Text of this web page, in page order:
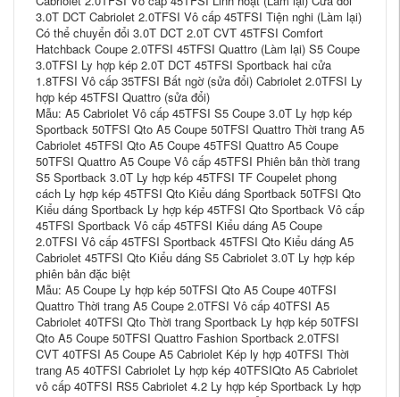
3.0T DCT Cabriolet 2.0TFSI Vô cấp 45TFSI Tiện nghi (Làm lại)
Có thể chuyển đổi 3.0T DCT 2.0T CVT 45TFSI Comfort
Hatchback Coupe 2.0TFSI 45TFSI Quattro (Làm lại) S5 Coupe
3.0TFSI Ly hợp kép 2.0T DCT 45TFSI Sportback hai cửa
1.8TFSI Vô cấp 35TFSI Bất ngờ (sửa đổi) Cabriolet 2.0TFSI Ly
hợp kép 45TFSI Quattro (sửa đổi)
Mẫu: A5 Cabriolet Vô cấp 45TFSI S5 Coupe 3.0T Ly hợp kép
Sportback 50TFSI Qto A5 Coupe 50TFSI Quattro Thời trang A5
Cabriolet 45TFSI Qto A5 Coupe 45TFSI Quattro A5 Coupe
50TFSI Quattro A5 Coupe Vô cấp 45TFSI Phiên bản thời trang
S5 Sportback 3.0T Ly hợp kép 45TFSI TF Coupelet phong
cách Ly hợp kép 45TFSI Qto Kiểu dáng Sportback 50TFSI Qto
Kiểu dáng Sportback Ly hợp kép 45TFSI Qto Sportback Vô cấp
45TFSI Sportback Vô cấp 45TFSI Kiểu dáng A5 Coupe
2.0TFSI Vô cấp 45TFSI Sportback 45TFSI Qto Kiểu dáng A5
Cabriolet 45TFSI Qto Kiểu dáng S5 Cabriolet 3.0T Ly hợp kép
phiên bản đặc biệt
Mẫu: A5 Coupe Ly hợp kép 50TFSI Qto A5 Coupe 40TFSI
Quattro Thời trang A5 Coupe 2.0TFSI Vô cấp 40TFSI A5
Cabriolet 40TFSI Qto Thời trang Sportback Ly hợp kép 50TFSI
Qto A5 Coupe 50TFSI Quattro Fashion Sportback 2.0TFSI
CVT 40TFSI A5 Coupe A5 Cabriolet Kép ly hợp 40TFSI Thời
trang A5 40TFSI Cabriolet Ly hợp kép 40TFSIQto A5 Cabriolet
vô cấp 40TFSI RS5 Cabriolet 4.2 Ly hợp kép Sportback Ly hợp